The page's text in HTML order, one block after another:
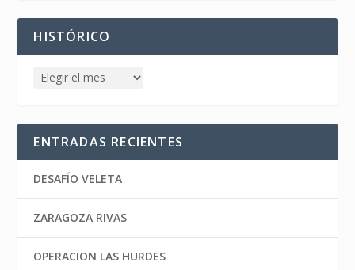
HISTÓRICO
ENTRADAS RECIENTES
DESAFÍO VELETA
ZARAGOZA RIVAS
OPERACION LAS HURDES